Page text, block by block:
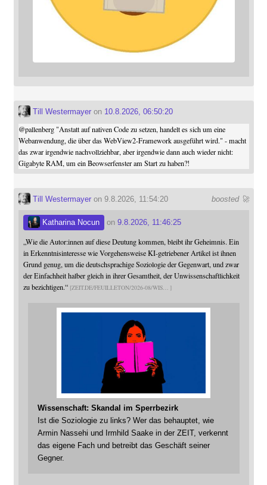
Till Westermayeron 10.8.2026, 06:50:20
@pallenberg"Anstatt auf nativen Code zu setzen, handelt es sich um eine
Webanwendung, die über das WebView2-Framework ausgeführt wird." - macht
das zwar irgendwie nachvollziehbar, aber irgendwie dann auch wieder nicht:
Gigabyte RAM, um ein Beowserfenster am Start zu haben?!
boosted 🚀
Till Westermayeron 9.8.2026, 11:54:20
Katharina Nocun on 9.8.2026, 11:46:25
„Wie die Autor:innen auf diese Deutung kommen, bleibt ihr Geheimnis. Ein
in Erkenntnisinteresse wie Vorgehensweise KI-getriebener Artikel ist ihnen
Grund genug, um die deutschsprachige Soziologie der Gegenwart, und zwar
der Einfachheit halber gleich in ihrer Gesamtheit, der Unwissenschaftlichkeit
zu bezichtigen.“ ZEIT.DE/FEUILLETON/2026-08/WIS
Wissenschaft: Skandal im Sperrbezirk
Ist die Soziologie zu links? Wer das behauptet, wie
Armin Nassehi und Irmhild Saake in der ZEIT, verkennt
das eigene Fach und betreibt das Geschäft seiner
Gegner.